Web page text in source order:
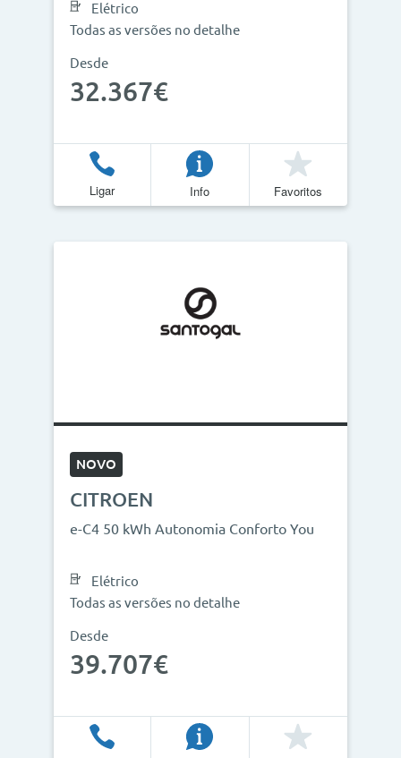
Elétrico
Todas as versões no detalhe
Desde
32.367€
Ligar Info Favoritos
NOVO
CITROEN
e-C4 50 kWh Autonomia Conforto You
Elétrico
Todas as versões no detalhe
Desde
39.707€